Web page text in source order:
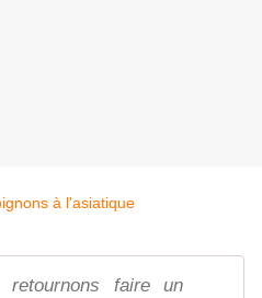
retournons faire un